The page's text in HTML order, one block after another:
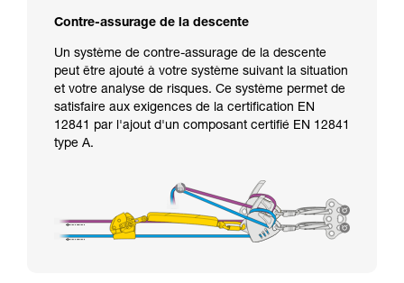
Contre-assurage de la descente
Un système de contre-assurage de la descente
peut être ajouté à votre système suivant la situation
et votre analyse de risques. Ce système permet de
satisfaire aux exigences de la certification EN
12841 par l'ajout d'un composant certifié EN 12841
type A.